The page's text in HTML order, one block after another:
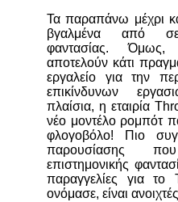
Τα παραπάνω μέχρι
βγαλμένα από
φαντασίας.
αποτελούν κάτι
εργαλείο για την
επικίνδυνων
πλαίσια, η εταιρία
νέο μοντέλο ρομπότ
φλογοβόλο! Πιο
παρουσίασης
επιστημονικής
παραγγελίες για
ονόμασε, είναι